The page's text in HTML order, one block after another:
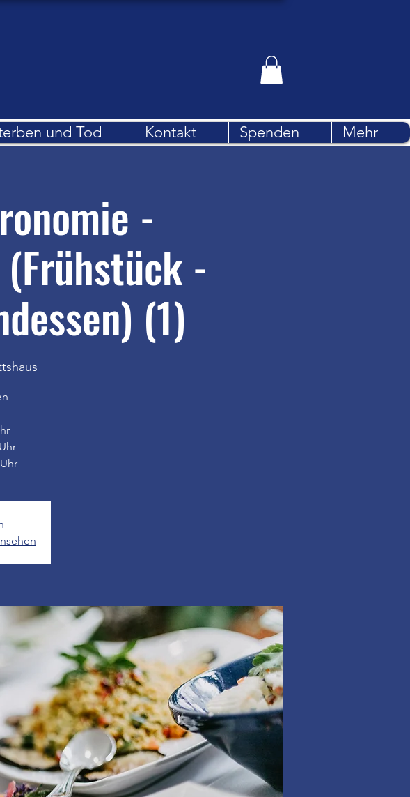
und Tod Kontakt Spenden Mehr
-
-
(1)
Abendessen: 18:00 – 18:45 Uhr